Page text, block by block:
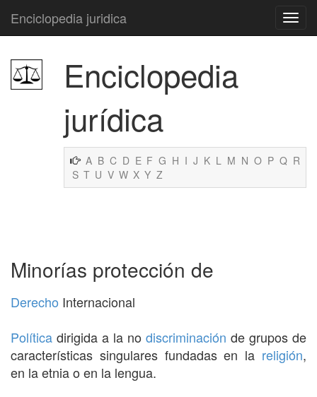
Enciclopedia juridica
Enciclopedia
jurídica
A B C D E F G H I J K L M N O P Q R
S T U V W X Y Z
Minorías protección de
Derecho Internacional
Política dirigida a la no discriminación de grupos de
características singulares fundadas en la religión,
en la etnia o en la lengua.